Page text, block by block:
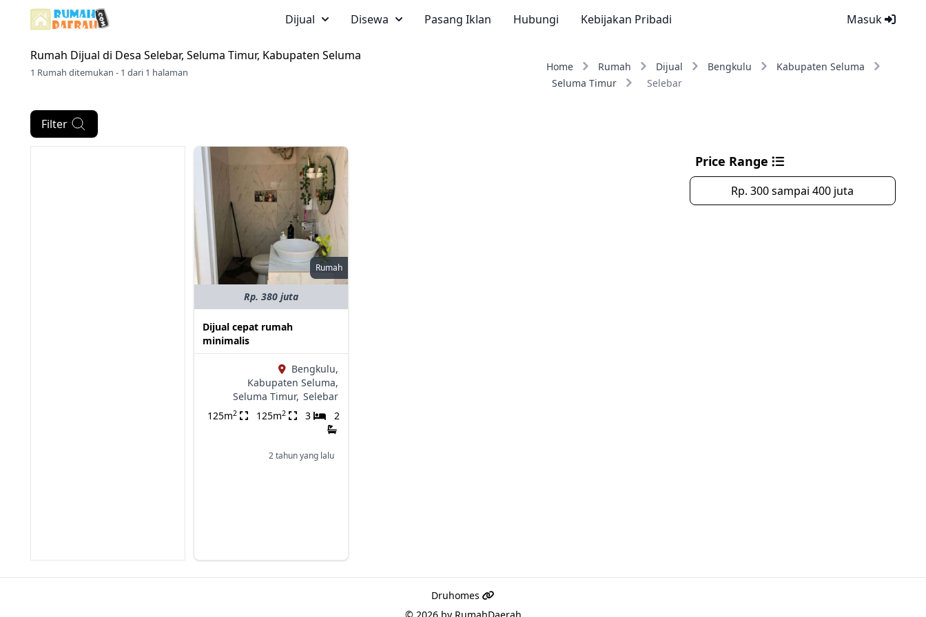
Masuk
Dijual Disewa Pasang Iklan Hubungi Kebijakan Pribadi
Rumah Dijual di Desa Selebar, Seluma Timur, Kabupaten Seluma
1 Rumah ditemukan - 1 dari 1 halaman Home Rumah Dijual Bengkulu
Kabupaten Seluma
Seluma Timur
Selebar
Filter
Rumah
Rp. 380 juta
Dijual cepat rumah
minimalis
Bengkulu,
Kabupaten Seluma,
Seluma Timur, Selebar
125m2 125m2 3 2
2 tahun yang lalu
Price Range
Rp. 300 sampai 400 juta
Druhomes